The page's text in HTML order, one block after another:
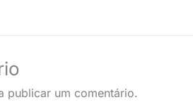
publicar um comentário.